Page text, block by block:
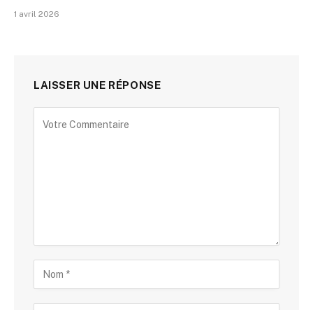
1 avril 2026
LAISSER UNE RÉPONSE